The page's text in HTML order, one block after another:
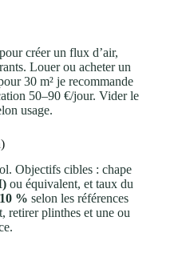
créer un flux d’air,
Louer ou acheter un
30 m² je recommande
50–90 €/jour. Vider le
usage.
Objectifs cibles : chape
ou équivalent, et taux du
% selon les références
retirer plinthes et une ou